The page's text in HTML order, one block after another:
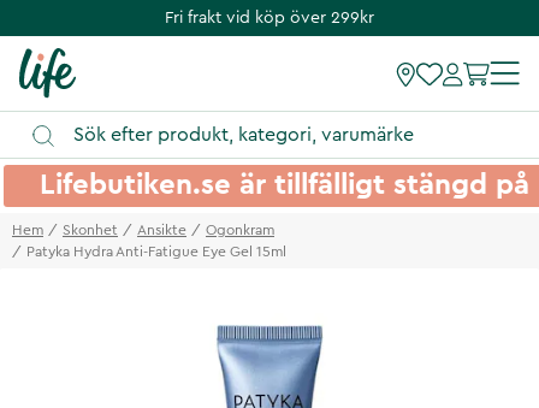
Fri frakt vid köp över 299kr
Lifebutiken.se är tillfälligt stängd
Hem Skonhet Ansikte
Ogonkram
Patyka Hydra Anti-Fatigue Eye Gel 15ml